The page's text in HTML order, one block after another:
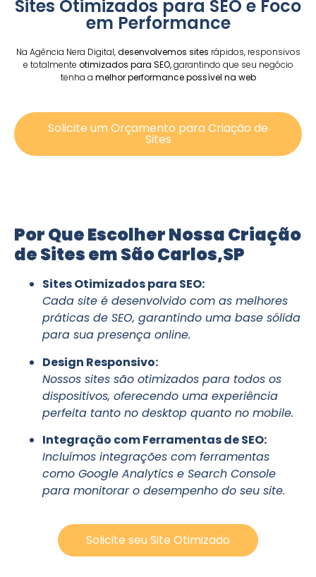
Sites Otimizados para SEO e Foco
em Performance
Na Agência Nera Digital,desenvolvemos sites rápidos, responsivos
e totalmente otimizados para SEO,garantindo que seu negócio
tenha a melhor performance possível na web
Solicite um Orçamento para Criação de
Sites
Por Que Escolher Nossa Criação
de Sites em São Carlos,SP
Sites Otimizados para SEO:
Cada site é desenvolvido com as melhores
práticas de SEO, garantindo uma base sólida
para sua presença online.
Design Responsivo:
Nossos sites são otimizados para todos os
dispositivos, oferecendo uma experiência
perfeita tanto no desktop quanto no mobile.
Integração com Ferramentas de SEO:
Incluímos integrações com ferramentas
como Google Analytics e Search Console
para monitorar o desempenho do seu site.
Solicite seu Site Otimizado